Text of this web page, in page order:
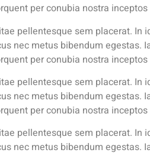
per conubia nostra
pellentesque sem placerat. In
nec metus bibendum egestas.
per conubia nostra
pellentesque sem placerat. In
nec metus bibendum egestas.
per conubia nostra
pellentesque sem placerat. In
nec metus bibendum egestas.